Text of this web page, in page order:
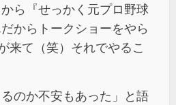
ら『せっかく元プロ野球
からトークショーをやら
来て（笑）それでやるこ
のか不安もあった」と語